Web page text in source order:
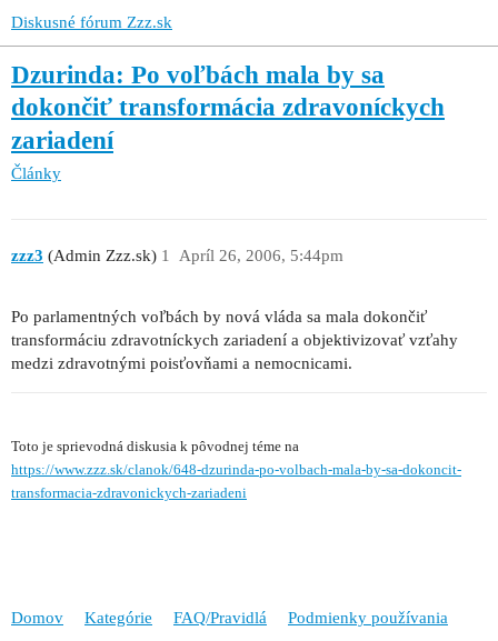
Diskusné fórum Zzz.sk
Dzurinda: Po voľbách mala by sa
dokončiť transformácia zdravoníckych
zariadení
Články
zzz3 (Admin Zzz.sk) Apríl 26, 2006, 5:44pm
1
Po parlamentných voľbách by nová vláda sa mala dokončiť
transformáciu zdravotníckych zariadení a objektivizovať vzťahy
medzi zdravotnými poisťovňami a nemocnicami.
Toto je sprievodná diskusia k pôvodnej téme na
https://www.zzz.sk/clanok/648-dzurinda-po-volbach-mala-by-sa-dokoncit-
transformacia-zdravonickych-zariadeni
Domov Kategórie FAQ/Pravidlá Podmienky používania